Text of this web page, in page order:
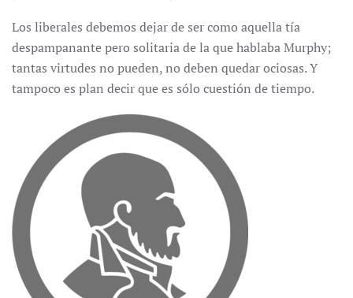
Los liberales debemos dejar de ser como aquella tía
despampanante pero solitaria de la que hablaba Murphy;
tantas virtudes no pueden, no deben quedar ociosas. Y
tampoco es plan decir que es sólo cuestión de tiempo.